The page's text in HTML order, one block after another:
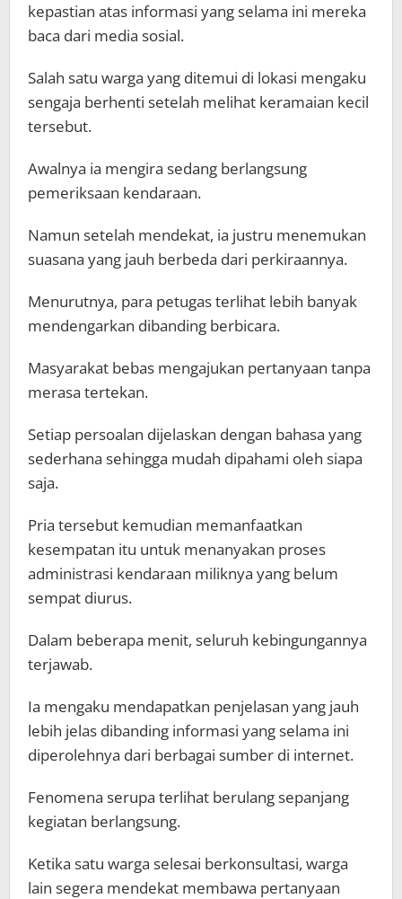
kepastian atas informasi yang selama ini mereka
baca dari media sosial.
Salah satu warga yang ditemui di lokasi mengaku
sengaja berhenti setelah melihat keramaian kecil
tersebut.
Awalnya ia mengira sedang berlangsung
pemeriksaan kendaraan.
Namun setelah mendekat, ia justru menemukan
suasana yang jauh berbeda dari perkiraannya.
Menurutnya, para petugas terlihat lebih banyak
mendengarkan dibanding berbicara.
Masyarakat bebas mengajukan pertanyaan tanpa
merasa tertekan.
Setiap persoalan dijelaskan dengan bahasa yang
sederhana sehingga mudah dipahami oleh siapa
saja.
Pria tersebut kemudian memanfaatkan
kesempatan itu untuk menanyakan proses
administrasi kendaraan miliknya yang belum
sempat diurus.
Dalam beberapa menit, seluruh kebingungannya
terjawab.
Ia mengaku mendapatkan penjelasan yang jauh
lebih jelas dibanding informasi yang selama ini
diperolehnya dari berbagai sumber di internet.
Fenomena serupa terlihat berulang sepanjang
kegiatan berlangsung.
Ketika satu warga selesai berkonsultasi, warga
lain segera mendekat membawa pertanyaan